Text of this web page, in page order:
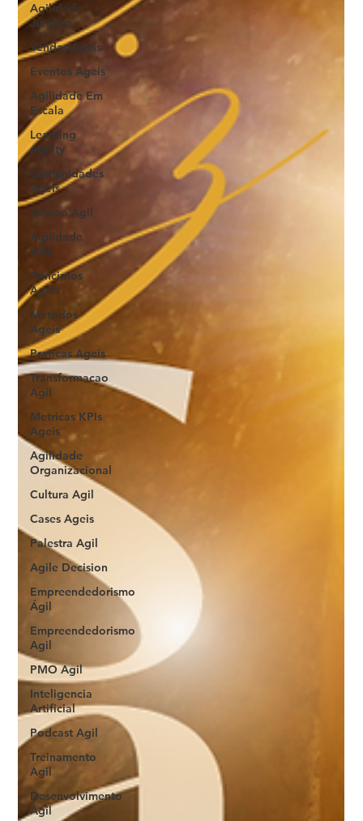
Agilidade
Jurídica
Vendas Ágeis
Eventos Ageis
Agilidade Em
Escala
Learning
Agility
Comunidades
Ageis
Gestao Agil
Agilidade
ESG
Principios
Ageis
Metodos
Ageis
Praticas Ageis
Transformacao
Agil
Metricas KPIs
Ageis
Agilidade
Organizacional
Cultura Agil
Cases Ageis
Palestra Agil
Agile Decision
Empreendedorismo
Ágil
Empreendedorismo
Agil
PMO Agil
Inteligencia
Artificial
Podcast Agil
Treinamento
Agil
Desenvolvimento
Agil